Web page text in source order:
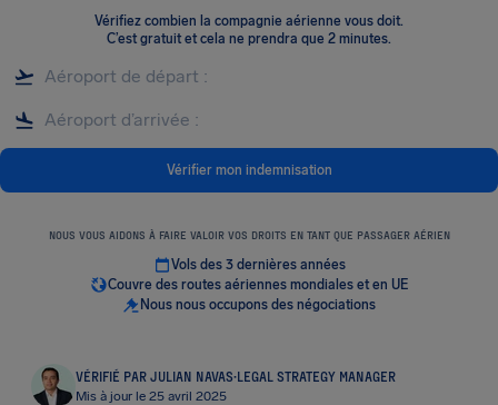
Vérifiez combien la compagnie aérienne vous doit.
C’est gratuit et cela ne prendra que 2 minutes.
Vérifier mon indemnisation
NOUS VOUS AIDONS À FAIRE VALOIR VOS DROITS EN TANT QUE PASSAGER AÉRIEN
Vols des 3 dernières années
Couvre des routes aériennes mondiales et en UE
Nous nous occupons des négociations
VÉRIFIÉ PAR JULIAN NAVAS·LEGAL STRATEGY MANAGER
Mis à jour le 25 avril 2025